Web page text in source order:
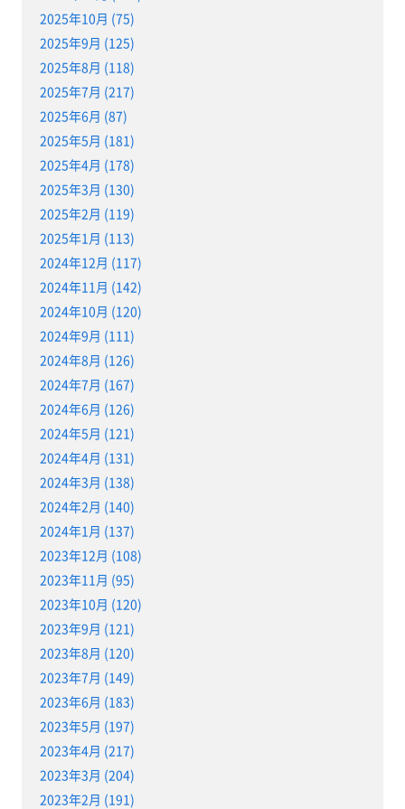
2025年10月 (75)
2025年9月 (125)
2025年8月 (118)
2025年7月 (217)
2025年6月 (87)
2025年5月 (181)
2025年4月 (178)
2025年3月 (130)
2025年2月 (119)
2025年1月 (113)
2024年12月 (117)
2024年11月 (142)
2024年10月 (120)
2024年9月 (111)
2024年8月 (126)
2024年7月 (167)
2024年6月 (126)
2024年5月 (121)
2024年4月 (131)
2024年3月 (138)
2024年2月 (140)
2024年1月 (137)
2023年12月 (108)
2023年11月 (95)
2023年10月 (120)
2023年9月 (121)
2023年8月 (120)
2023年7月 (149)
2023年6月 (183)
2023年5月 (197)
2023年4月 (217)
2023年3月 (204)
2023年2月 (191)